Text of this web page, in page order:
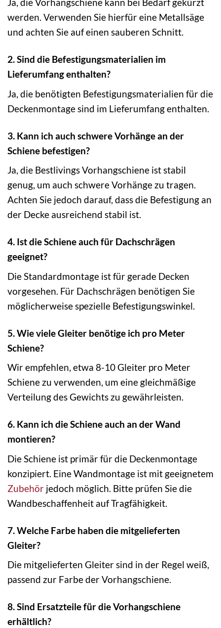
Ja, die Vorhangschiene kann bei Bedarf gekürzt
werden. Verwenden Sie hierfür eine Metallsäge
und achten Sie auf einen sauberen Schnitt.
2. Sind die Befestigungsmaterialien im
Lieferumfang enthalten?
Ja, die benötigten Befestigungsmaterialien für die
Deckenmontage sind im Lieferumfang enthalten.
3. Kann ich auch schwere Vorhänge an der
Schiene befestigen?
Ja, die Bestlivings Vorhangschiene ist stabil
genug, um auch schwere Vorhänge zu tragen.
Achten Sie jedoch darauf, dass die Befestigung an
der Decke ausreichend stabil ist.
4. Ist die Schiene auch für Dachschrägen
geeignet?
Die Standardmontage ist für gerade Decken
vorgesehen. Für Dachschrägen benötigen Sie
möglicherweise spezielle Befestigungswinkel.
5. Wie viele Gleiter benötige ich pro Meter
Schiene?
Wir empfehlen, etwa 8-10 Gleiter pro Meter
Schiene zu verwenden, um eine gleichmäßige
Verteilung des Gewichts zu gewährleisten.
6. Kann ich die Schiene auch an der Wand
montieren?
Die Schiene ist primär für die Deckenmontage
konzipiert. Eine Wandmontage ist mit geeignetem
Zubehör jedoch möglich. Bitte prüfen Sie die
Wandbeschaffenheit auf Tragfähigkeit.
7. Welche Farbe haben die mitgelieferten
Gleiter?
Die mitgelieferten Gleiter sind in der Regel weiß,
passend zur Farbe der Vorhangschiene.
8. Sind Ersatzteile für die Vorhangschiene
erhältlich?